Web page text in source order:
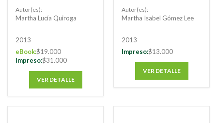
Autor(es):
Martha Lucía Quiroga
2013
eBook:$19.000
Impreso:$31.000
VER DETALLE
proteccionista a una
Autor(es):
Martha Isabel Gómez Lee
2013
Impreso:$13.000
VER DETALLE